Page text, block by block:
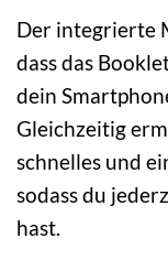
Der integrierte
dass das
dein
Gleichzeitig
schnelles und
sodass du
hast.